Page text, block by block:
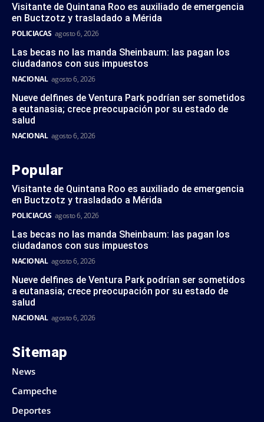
Visitante de Quintana Roo es auxiliado de emergencia
en Buctzotz y trasladado a Mérida
POLICIACAS agosto 6, 2026
Las becas no las manda Sheinbaum: las pagan los
ciudadanos con sus impuestos
NACIONAL agosto 6, 2026
Nueve delfines de Ventura Park podrían ser sometidos
a eutanasia; crece preocupación por su estado de
salud
NACIONAL agosto 6, 2026
Popular
Visitante de Quintana Roo es auxiliado de emergencia
en Buctzotz y trasladado a Mérida
POLICIACAS agosto 6, 2026
Las becas no las manda Sheinbaum: las pagan los
ciudadanos con sus impuestos
NACIONAL agosto 6, 2026
Nueve delfines de Ventura Park podrían ser sometidos
a eutanasia; crece preocupación por su estado de
salud
NACIONAL agosto 6, 2026
Sitemap
News
Campeche
Deportes